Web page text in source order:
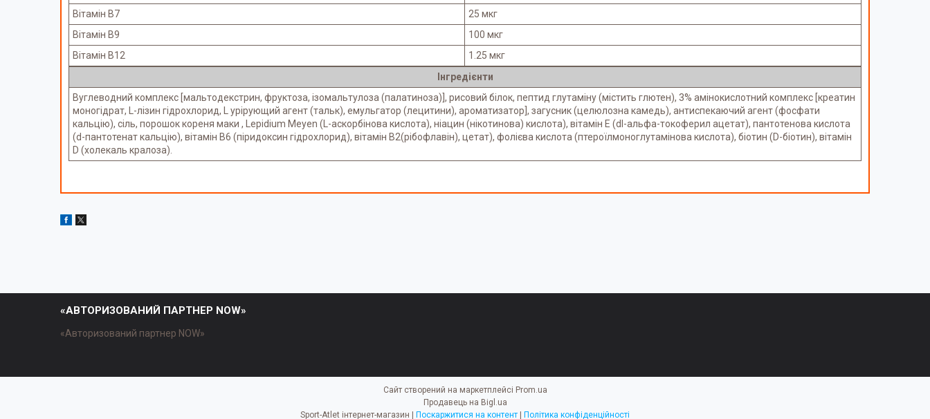
Вітамін B7
25 мкг
Вітамін B9
100 мкг
Вітамін B12
1.25 мкг
Інгредієнти
Вуглеводний комплекс [мальтодекстрин, фруктоза, ізомальтулоза (палатиноза)], рисовий білок, пептид глутаміну (містить глютен), 3% амінокислотний комплекс [креатин
моногідрат, L-лізин гідрохлорид, L урірующий агент (тальк), емульгатор (лецитини), ароматизатор], загусник (целюлозна камедь), антиспекаючий агент (фосфати
кальцію), сіль, порошок кореня маки , Lepidium Meyen (L-аскорбінова кислота), ніацин (нікотинова) кислота), вітамін Е (dl-альфа-токоферил ацетат), пантотенова кислота
(d-пантотенат кальцію), вітамін В6 (піридоксин гідрохлорид), вітамін В2(рібофлавін), цетат), фолієва кислота (птероїлмоноглутамінова кислота), біотин (D-біотин), вітамін
D (холекаль кралоза).
«АВТОРИЗОВАНИЙ ПАРТНЕР NOW»
«Авторизований партнер NOW»
Сайт створений на маркетплейсі Prom.ua
Продавець на Bigl.ua
Поскаржитися на контент Політика конфіденційності